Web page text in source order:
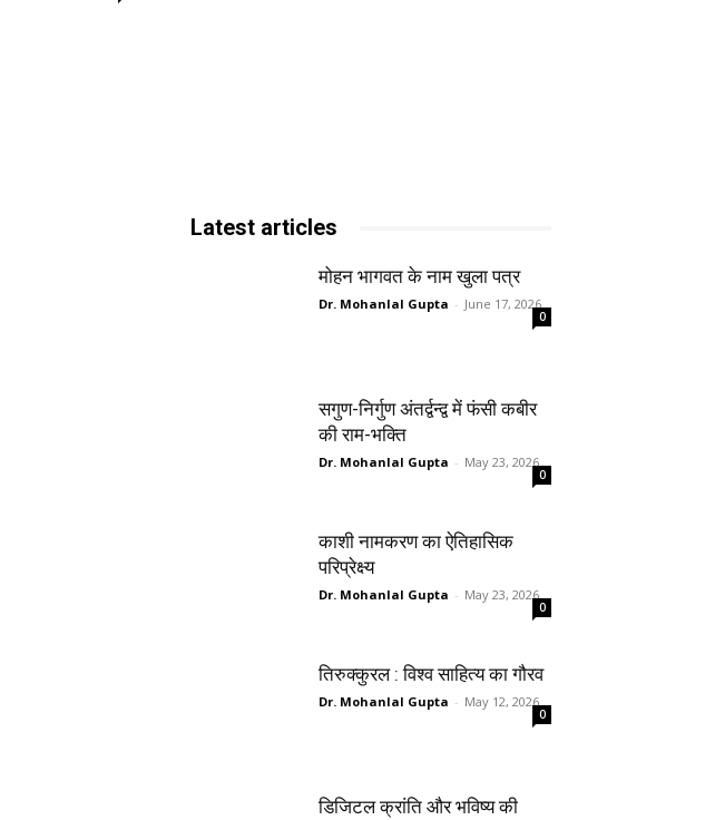
Latest articles
मोहन भागवत के नाम खुला पत्र
Dr. Mohanlal Gupta - June 17, 2026
0
सगुण-निर्गुण अंतर्द्वन्द्व में फंसी कबीर
की राम-भक्ति
Dr. Mohanlal Gupta - May 23, 2026
0
काशी नामकरण का ऐतिहासिक
परिप्रेक्ष्य
Dr. Mohanlal Gupta - May 23, 2026
0
तिरुक्कुरल : विश्व साहित्य का गौरव
Dr. Mohanlal Gupta - May 12, 2026
0
डिजिटल क्रांति और भविष्य की